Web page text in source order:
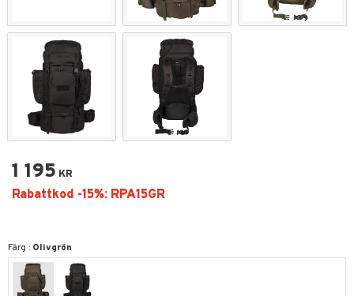
1 195 KR
Färg : Olivgrön